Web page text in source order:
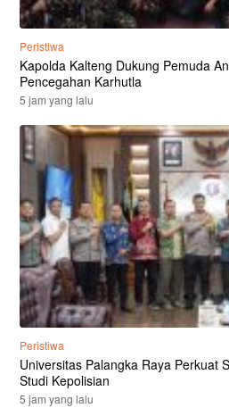
Peristiwa
Kapolda Kalteng Dukung Pemuda
Pencegahan Karhutla
5 jam yang lalu
Peristiwa
Universitas Palangka Raya Perkuat
Studi Kepolisian
5 jam yang lalu